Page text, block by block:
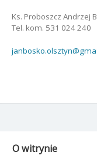
Ks. Proboszcz Andrzej
Tel. kom. 531 024 240
O witrynie